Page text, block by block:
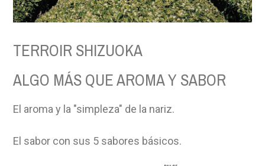
TERROIR SHIZUOKA
ALGO MÁS QUE AROMA Y SABOR
El aroma y la "simpleza" de la nariz.
El sabor con sus 5 sabores básicos.